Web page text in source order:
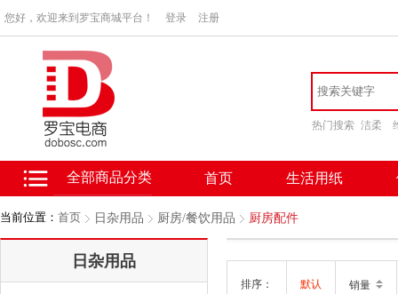
您好，欢迎来到罗宝商城平台！ 登录 注册
热门搜索 洁柔
全部商品分类 首页 生活用纸
当前位置： 首页 日杂用品 厨房/餐饮用品 厨房配件
日杂用品
排序： 默认 销量